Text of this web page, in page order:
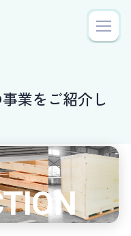
ス
リシー
業をご紹介し